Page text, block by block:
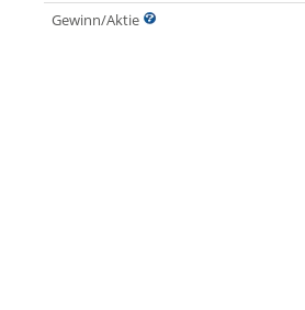
Gewinn/Aktie